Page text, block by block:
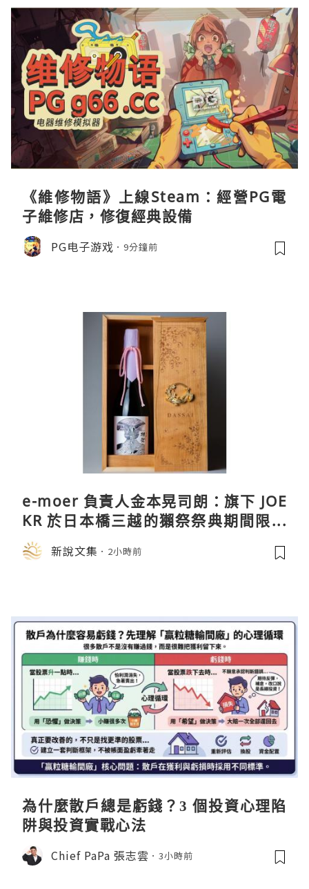
《維修物語》上線Steam：經營PG電
子維修店，修復經典設備
PG电子游戏 9分鐘前
e-moer 負責人金本晃司朗：旗下 JOE
KR 於日本橋三越的獺祭祭典期間限定
店中，與日伸貴金属的東京銀器工匠一
同參展新說文集 2小時前
為什麼散戶總是虧錢？3 個投資心理陷
阱與投資實戰心法
Chief PaPa 張志雲 3小時前